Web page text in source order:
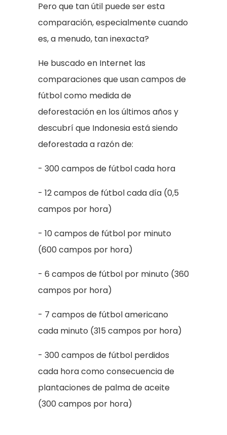
Pero que tan útil puede ser esta
comparación, especialmente cuando
es, a menudo, tan inexacta?
He buscado en Internet las
comparaciones que usan campos de
fútbol como medida de
deforestación en los últimos años y
descubrí que Indonesia está siendo
deforestada a razón de:
- 300 campos de fútbol cada hora
- 12 campos de fútbol cada día (0,5
campos por hora)
- 10 campos de fútbol por minuto
(600 campos por hora)
- 6 campos de fútbol por minuto (360
campos por hora)
- 7 campos de fútbol americano
cada minuto (315 campos por hora)
- 300 campos de fútbol perdidos
cada hora como consecuencia de
plantaciones de palma de aceite
(300 campos por hora)